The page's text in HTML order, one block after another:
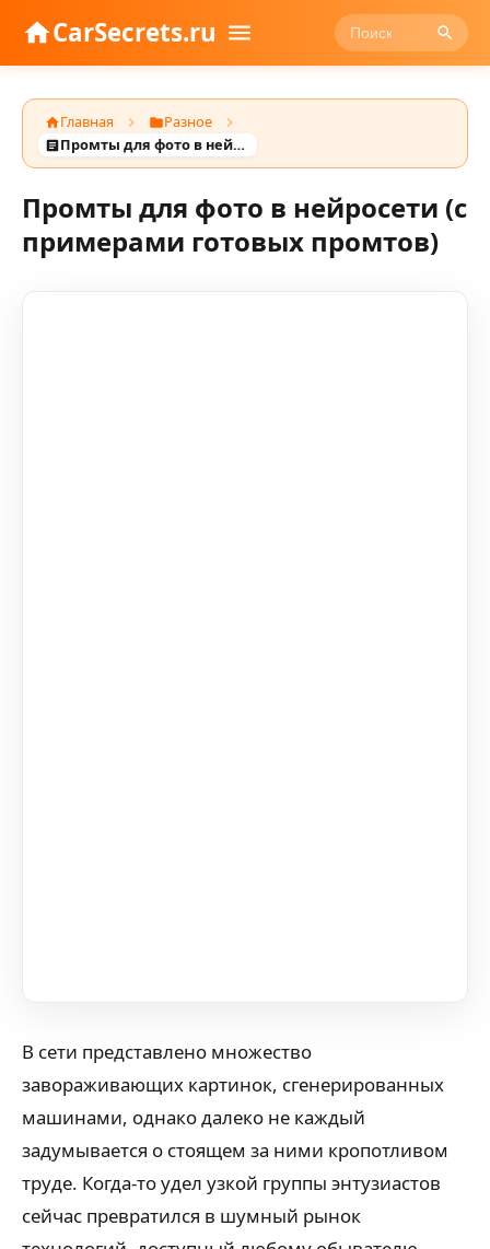
CarSecrets.ru
Главная
Разное
Промты для фото в нейросети (с примерами готовых промтов)
Промты для фото в нейросети (с
примерами готовых промтов)
В сети представлено множество
завораживающих картинок, сгенерированных
машинами, однако далеко не каждый
задумывается о стоящем за ними кропотливом
труде. Когда-то удел узкой группы энтузиастов
сейчас превратился в шумный рынок